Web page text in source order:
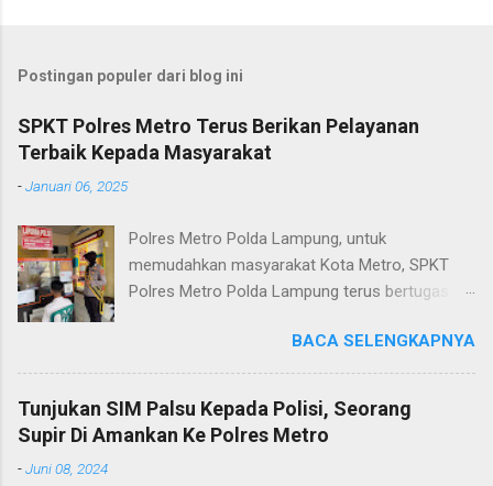
Postingan populer dari blog ini
SPKT Polres Metro Terus Berikan Pelayanan
Terbaik Kepada Masyarakat
-Januari 06, 2025
Polres Metro Polda Lampung, untuk
memudahkan masyarakat Kota Metro, SPKT
Polres Metro Polda Lampung terus bertugas
terkait layanan pengaduan, pelayanan SKCK dan
pelayanan Identifikasi sidik jari secara terpadu
kepada masyarakat. Senin (06/01/2025) Dalam
mewujudkan pelayanan prima kepolisian, SPKT
BACA SELENGKAPNYA
Tunjukan SIM Palsu Kepada Polisi, Seorang
Supir Di Amankan Ke Polres Metro
-Juni 08, 2024